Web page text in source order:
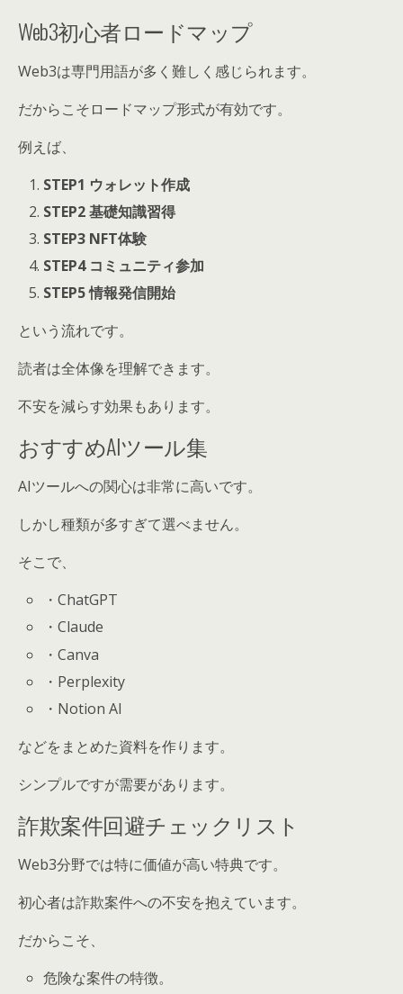
Web3初心者ロードマップ
Web3は専門用語が多く難しく感じられます。
だからこそロードマップ形式が有効です。
例えば、
STEP1 ウォレット作成
STEP2 基礎知識習得
STEP3 NFT体験
STEP4 コミュニティ参加
STEP5 情報発信開始
という流れです。
読者は全体像を理解できます。
不安を減らす効果もあります。
おすすめAIツール集
AIツールへの関心は非常に高いです。
しかし種類が多すぎて選べません。
そこで、
・ChatGPT
・Claude
・Canva
・Perplexity
・Notion AI
などをまとめた資料を作ります。
シンプルですが需要があります。
詐欺案件回避チェックリスト
Web3分野では特に価値が高い特典です。
初心者は詐欺案件への不安を抱えています。
だからこそ、
危険な案件の特徴。